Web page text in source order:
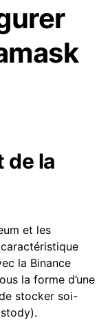
de la
et les
la Binance
la forme d’une
stocker soi-